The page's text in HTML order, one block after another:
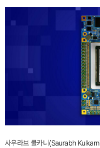
사우라브 쿨카니(Saurabh